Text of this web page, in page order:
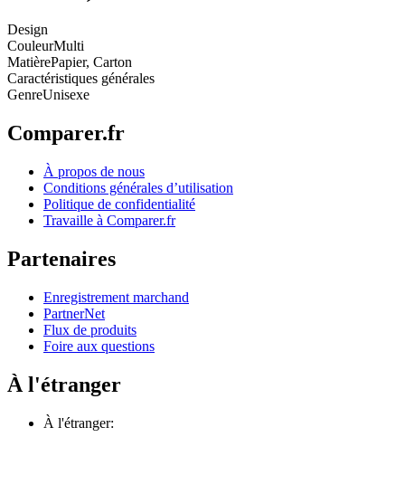
Design
CouleurMulti
MatièrePapier, Carton
Caractéristiques générales
GenreUnisexe
Comparer.fr
À propos de nous
Conditions générales d’utilisation
Politique de confidentialité
Travaille à Comparer.fr
Partenaires
Enregistrement marchand
PartnerNet
Flux de produits
Foire aux questions
À l'étranger
À l'étranger: